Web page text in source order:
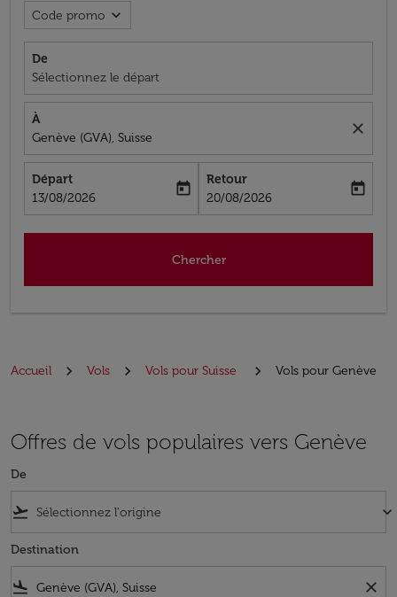
Code promo expand_more
De
Sélectionnez le départ
À
Genève (GVA), Suisse
close
Départ
fc-booking-departure-date-aria-label
13/08/2026
today
Retour
fc-booking-return-date-aria-label
20/08/2026
today
Chercher
Accueil Vols Vols pour Suisse Vols pour Genève
Offres de vols populaires vers Genève
De
flight_takeoff keyboard_arrow_down
Destination
flight_land close